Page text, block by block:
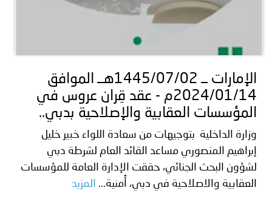
الإمارات ــ 1445/07/02هــ الموافق
2024/01/14م - عقد قِران عروس في
المؤسسات العقابية والإصلاحية بدبي..
وزارة الداخلية بتوجيهات من سعادة اللواء خبير خليل
إبراهيم المنصوري مساعد القائد العام لشرطة دبي
لشؤون البحث الجنائي، حققت الإدارة العامة للمؤسسات
العقابية والاصلاحية في دبي، أُمنية...
المزيد